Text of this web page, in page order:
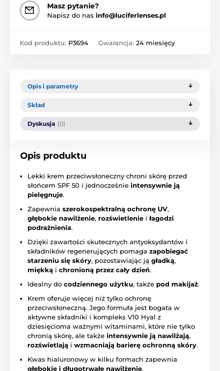
Masz pytanie?
Napisz do nas info@luciferlenses.pl
Kod produktu: P3694 Gwarancja: 24 miesięcy
Opis i parametry
Skład
Dyskusja (0)
Opis produktu
Lekki krem przeciwsłoneczny chroni skórę przed
słońcem SPF 50 i jednocześnie intensywnie ją
pielęgnuje.
Zapewnia szerokospektralną ochronę UV,
głębokie nawilżenie, rozświetlenie i łagodzi
podrażnienia.
Dzięki zawartości skutecznych antyoksydantów i
składników regenerujących pomaga zapobiegać
starzeniu się skóry, pozostawiając ją gładką,
miękką i chronioną przez cały dzień.
Idealny do codziennego użytku, także pod makijaż.
Krem oferuje więcej niż tylko ochronę
przeciwsłoneczną. Jego formuła jest bogata w
aktywne składniki i kompleks V10 Hyal z
dziesięcioma ważnymi witaminami, które nie tylko
chronią skórę, ale także intensywnie ją nawilżają,
rozświetlają i wzmacniają barierę ochronną skóry.
Kwas hialuronowy w kilku formach zapewnia
głębokie i długotrwałe nawilżenie.